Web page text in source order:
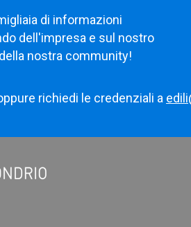
di informazioni
dell'impresa e sul nostro
nostra community!
richiedi le credenziali a